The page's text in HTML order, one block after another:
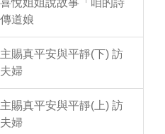
悅姐姐說故事「咱的詩
道娘
賜真平安與平靜(下) 訪
婦
賜真平安與平靜(上) 訪
婦